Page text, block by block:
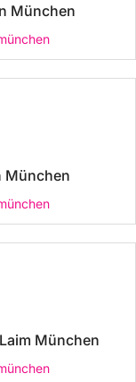
München
München
München